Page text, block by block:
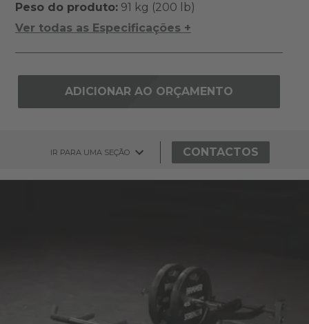
Peso do produto:91 kg (200 lb)
Ver todas as Especificações +
ADICIONAR AO ORÇAMENTO
IR PARA UMA SEÇÃO CONTACTOS